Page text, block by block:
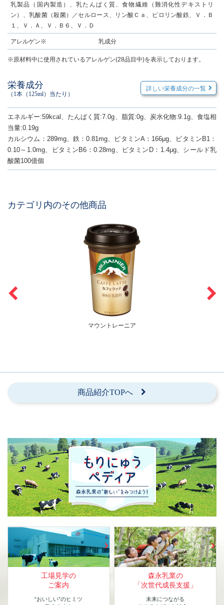
乳製品（国内製造）、乳たんぱく質、食物繊維（難消化性デキストリ
ン）、乳酸菌（殺菌）／セルロース、リン酸Ｃａ、ピロリン酸鉄、Ｖ．Ｂ
１、Ｖ．Ａ、Ｖ．Ｂ６、Ｖ．Ｄ
アレルゲン※ 乳成分
※原材料中に使用されているアレルゲン(28品目中)を表示しております。
栄養成分
（1本（125ml）当たり）
詳しい栄養成分の一覧
エネルギー:59kcal、たんぱく質:7.0g、脂質:0g、炭水化物:9.1g、食塩相
当量:0.19g
カルシウム：289mg、鉄：0.81mg、ビタミンA：166μg、ビタミンB1：
0.10～1.0mg、ビタミンB6：0.28mg、ビタミンD：1.4μg、シールド乳
酸菌100億個
カテゴリ内のその他商品
マウントレーニア
商品紹介TOPへ
工場見学の
ご案内
“おいしい”のヒミツ
森永乳業の
「次世代成長支援」
未来につながる